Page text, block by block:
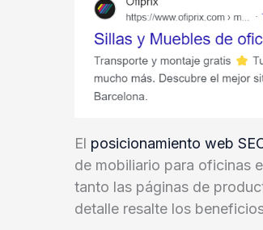
El posicionamiento web
de mobiliario para oficinas
tanto las páginas de
detalle resalte los